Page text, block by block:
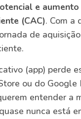
e
(CAC). Com a
de
(app) perde
ou do Google
entender a
nunca está